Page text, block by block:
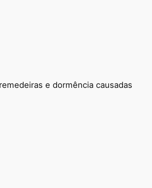
e dormência causadas